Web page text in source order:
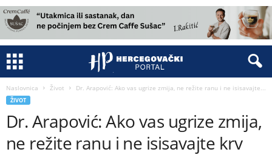
Naslovnica Život Dr. Arapović: Ako vas ugrize zmija, ne režite ranu i ne isisavajte...
ŽIVOT
Dr. Arapović: Ako vas ugrize zmija,
ne režite ranu i ne isisavajte krv